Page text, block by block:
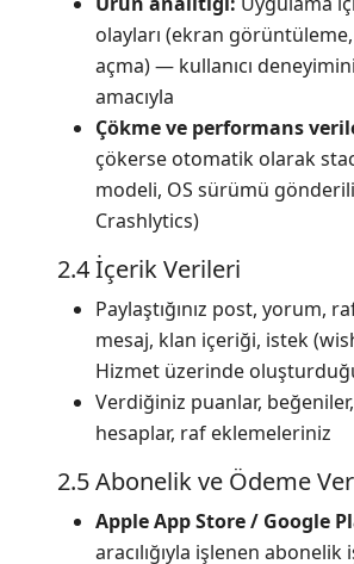
olayları (ekran
açma) — kullanıcı
amacıyla
Çökme ve performans
çökerse otomatik olarak
modeli, OS sürümü
Crashlytics)
2.4 İçerik Verileri
Paylaştığınız post, yorum,
mesaj, klan içeriği, istek
Hizmet üzerinde
Verdiğiniz puanlar,
hesaplar, raf eklemeleriniz
2.5 Abonelik ve Ödeme
Apple App Store / Google
aracılığıyla işlenen